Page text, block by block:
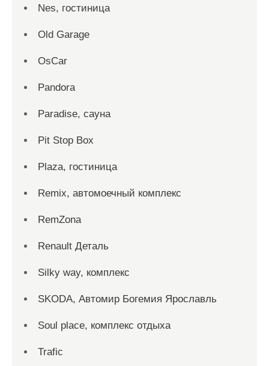
Nes, гостиница
Old Garage
OsCar
Pandora
Paradise, сауна
Pit Stop Box
Plaza, гостиница
Remix, автомоечный комплекс
RemZona
Renault Деталь
Silky way, комплекс
SKODA, Автомир Богемия Ярославль
Soul place, комплекс отдыха
Trafic